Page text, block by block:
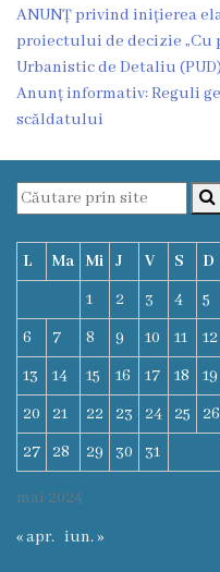
verbale
Educație
Clubul
„Luceafărul”
nr.2
„Porumbel”
Biblioteca
,,Ion
Creangă”
Grădiniţa
nr.9
ANUNȚ privind inițierea
proiectului de decizie
Urbanistic de Detaliu
Anunț informativ: Reguli
scăldatului
mai 2024
L Ma Mi J V S
D
1
2 3 4
5
6
7 8 9 10 11
12
13
14 15 16 17 18
19
20
21 22 23 24 25
26
27
28 29 30 31
« apr. iun. »